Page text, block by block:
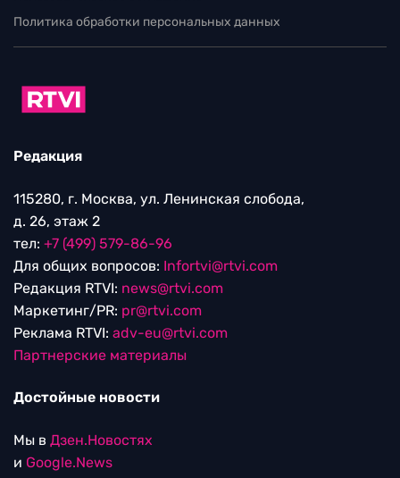
Политика обработки персональных данных
Редакция
115280, г. Москва, ул. Ленинская слобода,
д. 26, этаж 2
тел: +7 (499) 579-86-96
Для общих вопросов: Infortvi@rtvi.com
Редакция RTVI: news@rtvi.com
Маркетинг/PR: pr@rtvi.com
Реклама RTVI: adv-eu@rtvi.com
Партнерские материалы
Достойные новости
Мы в Дзен.Новостях
и Google.News